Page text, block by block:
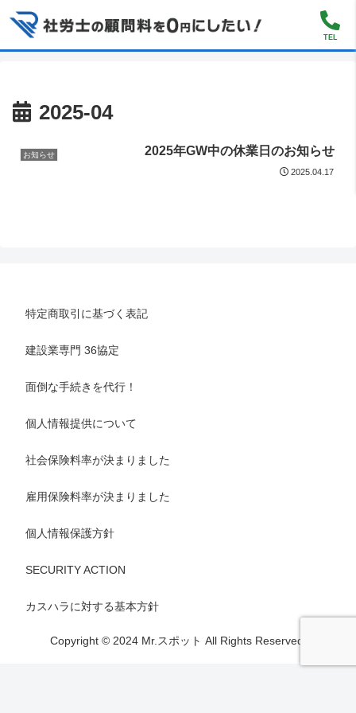
TEL
2025-04
お知らせ 2025年GW中の休業日のお知らせ
2025.04.17
特定商取引に基づく表記
建設業専門 36協定
面倒な手続きを代行！
個人情報提供について
社会保険料率が決まりました
雇用保険料率が決まりました
個人情報保護方針
SECURITY ACTION
カスハラに対する基本方針
Copyright © 2024 Mr.スポット All Rights Reserved.